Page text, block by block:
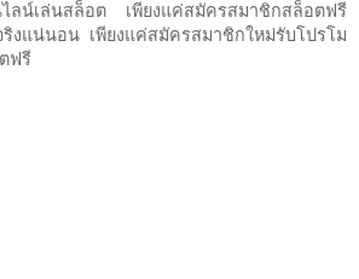
ไลน์เล่นสล็อต เพียงแค่สมัครสมาชิกสล็อตฟรี
ริงแน่นอน เพียงแค่สมัครสมาชิกใหม่รับโปรโม
ฟรี